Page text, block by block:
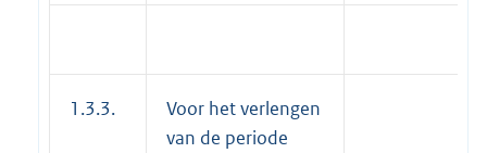
1.3.3.
Voor het verlengen
van de periode